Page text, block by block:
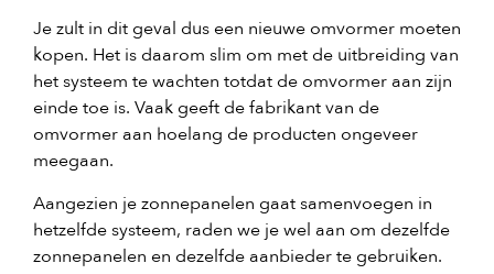
Je zult in dit geval dus een nieuwe omvormer moeten
kopen. Het is daarom slim om met de uitbreiding van
het systeem te wachten totdat de omvormer aan zijn
einde toe is. Vaak geeft de fabrikant van de
omvormer aan hoelang de producten ongeveer
meegaan.
Aangezien je zonnepanelen gaat samenvoegen in
hetzelfde systeem, raden we je wel aan om dezelfde
zonnepanelen en dezelfde aanbieder te gebruiken.